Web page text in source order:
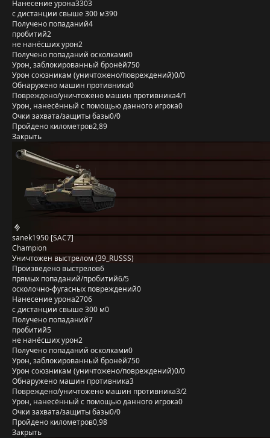
Нанесение урона3303
с дистанции свыше 300 м390
Получено попаданий4
пробитий2
не нанёсших урон2
Получено попаданий осколками0
Урон, заблокированный бронёй750
Урон союзникам (уничтожено/повреждений)0/0
Обнаружено машин противника0
Повреждено/уничтожено машин противника4/1
Урон, нанесённый с помощью данного игрока0
Очки захвата/защиты базы0/0
Пройдено километров2,89
Закрыть
sanek1950 [SAC7]
Champion
Уничтожен выстрелом (39_RUSSS)
Произведено выстрелов6
прямых попаданий/пробитий6/5
осколочно-фугасных повреждений0
Нанесение урона2706
с дистанции свыше 300 м0
Получено попаданий7
пробитий5
не нанёсших урон2
Получено попаданий осколками0
Урон, заблокированный бронёй750
Урон союзникам (уничтожено/повреждений)0/0
Обнаружено машин противника3
Повреждено/уничтожено машин противника3/2
Урон, нанесённый с помощью данного игрока0
Очки захвата/защиты базы0/0
Пройдено километров0,98
Закрыть